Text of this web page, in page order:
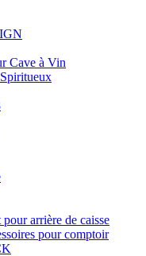
Cave à Vin
arrière de caisse
pour comptoir